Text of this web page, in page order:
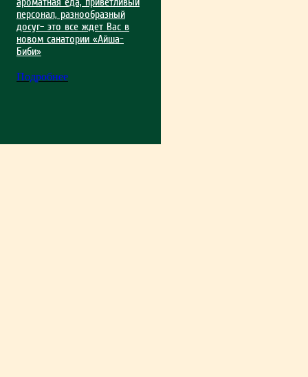
персонал, разнообразный
досуг– это все ждет Вас в
новом санатории «Айша-
Биби»
Подробнее